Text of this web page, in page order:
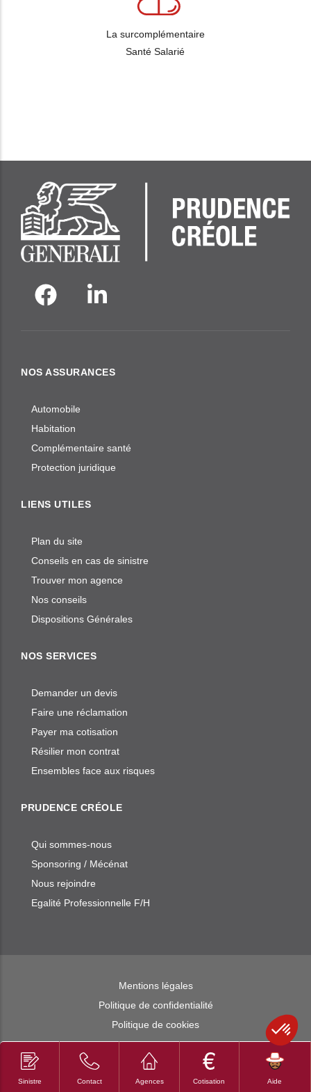
La surcomplémentaire
Santé Salarié
NOS ASSURANCES
Automobile
Habitation
Complémentaire santé
Protection juridique
LIENS UTILES
Plan du site
Conseils en cas de sinistre
Trouver mon agence
Nos conseils
Dispositions Générales
NOS SERVICES
Demander un devis
Faire une réclamation
Payer ma cotisation
Résilier mon contrat
Ensembles face aux risques
PRUDENCE CRÉOLE
Qui sommes-nous
Sponsoring / Mécénat
Nous rejoindre
Egalité Professionnelle F/H
Mentions légales
Politique de confidentialité
Politique de cookies
© 2026 Prudence Créole